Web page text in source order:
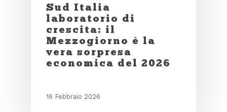
Sud Italia
laboratorio di
crescita: il
Mezzogiorno è la
vera sorpresa
economica del 2026
16 Febbraio 2026